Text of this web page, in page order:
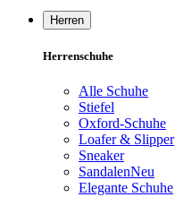
Herren
Herrenschuhe
Alle Schuhe
Stiefel
Oxford-Schuhe
Loafer & Slipper
Sneaker
SandalenNeu
Elegante Schuhe